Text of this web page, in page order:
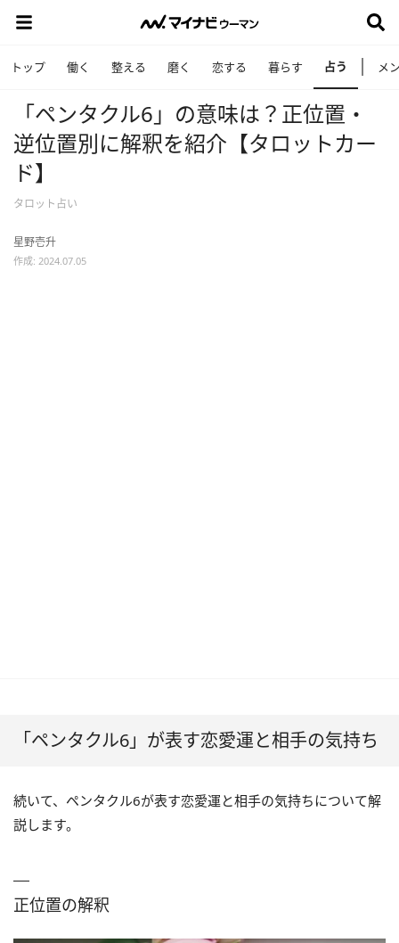
トップ 働く 整える 磨く 恋する 暮らす 占う メ
「ペンタクル6」の意味は？正位置・
逆位置別に解釈を紹介【タロットカー
ド】
タロット占い
星野壱升
作成: 2024.07.05
「ペンタクル6」が表す恋愛運と相手の気持ち
続いて、ペンタクル6が表す恋愛運と相手の気持ちについて解
説します。
正位置の解釈